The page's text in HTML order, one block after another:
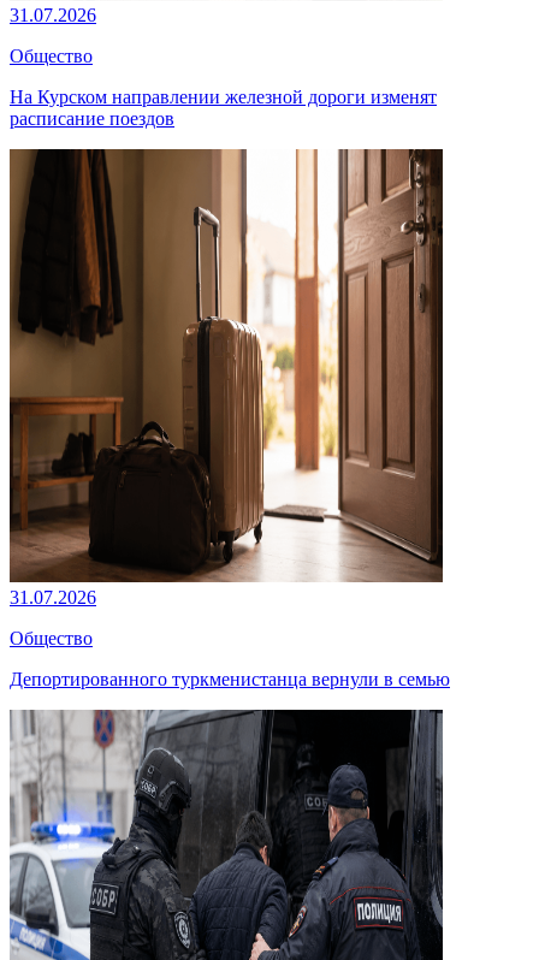
31.07.2026
Общество
На Курском направлении железной дороги изменят
расписание поездов
31.07.2026
Общество
Депортированного туркменистанца вернули в семью